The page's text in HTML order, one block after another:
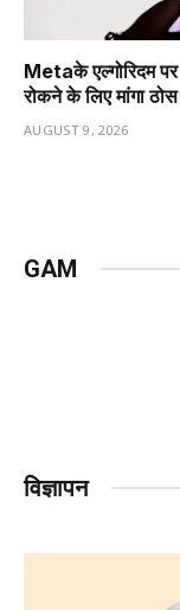
Metaके एल्गोरिदम
रोकने के लिए मांगा
AUGUST 9, 2026
GAM
विज्ञापन